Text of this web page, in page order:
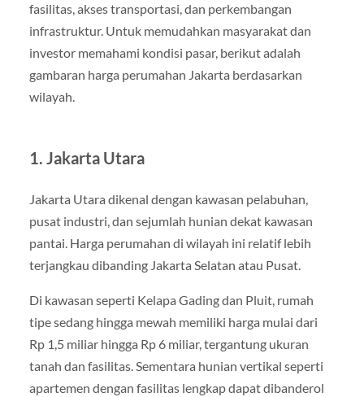
fasilitas, akses transportasi, dan perkembangan
infrastruktur. Untuk memudahkan masyarakat dan
investor memahami kondisi pasar, berikut adalah
gambaran harga perumahan Jakarta berdasarkan
wilayah.
1. Jakarta Utara
Jakarta Utara dikenal dengan kawasan pelabuhan,
pusat industri, dan sejumlah hunian dekat kawasan
pantai. Harga perumahan di wilayah ini relatif lebih
terjangkau dibanding Jakarta Selatan atau Pusat.
Di kawasan seperti Kelapa Gading dan Pluit, rumah
tipe sedang hingga mewah memiliki harga mulai dari
Rp 1,5 miliar hingga Rp 6 miliar, tergantung ukuran
tanah dan fasilitas. Sementara hunian vertikal seperti
apartemen dengan fasilitas lengkap dapat dibanderol